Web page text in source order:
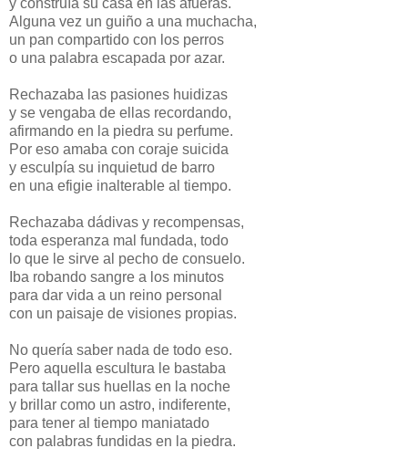
y construía su casa en las afueras.
Alguna vez un guiño a una muchacha,
un pan compartido con los perros
o una palabra escapada por azar.
Rechazaba las pasiones huidizas
y se vengaba de ellas recordando,
afirmando en la piedra su perfume.
Por eso amaba con coraje suicida
y esculpía su inquietud de barro
en una efigie inalterable al tiempo.
Rechazaba dádivas y recompensas,
toda esperanza mal fundada, todo
lo que le sirve al pecho de consuelo.
Iba robando sangre a los minutos
para dar vida a un reino personal
con un paisaje de visiones propias.
No quería saber nada de todo eso.
Pero aquella escultura le bastaba
para tallar sus huellas en la noche
y brillar como un astro, indiferente,
para tener al tiempo maniatado
con palabras fundidas en la piedra.